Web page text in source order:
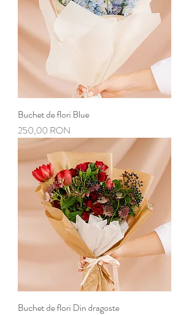
Buchet de flori Blue
Preț
250,00 RON
Buchet de flori Din dragoste